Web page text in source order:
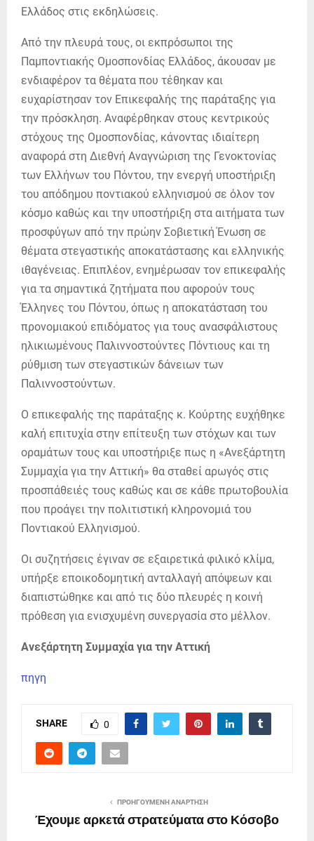
Ελλάδος στις εκδηλώσεις.
Από την πλευρά τους, οι εκπρόσωποι της
Παμποντιακής Ομοσπονδίας Ελλάδος, άκουσαν με
ενδιαφέρον τα θέματα που τέθηκαν και
ευχαρίστησαν τον Επικεφαλής της παράταξης για
την πρόσκληση. Αναφέρθηκαν στους κεντρικούς
στόχους της Ομοσπονδίας, κάνοντας ιδιαίτερη
αναφορά στη Διεθνή Αναγνώριση της Γενοκτονίας
των Ελλήνων του Πόντου, την ενεργή υποστήριξη
του απόδημου ποντιακού ελληνισμού σε όλον τον
κόσμο καθώς και την υποστήριξη στα αιτήματα των
προσφύγων από την πρώην Σοβιετική Ένωση σε
θέματα στεγαστικής αποκατάστασης και ελληνικής
ιθαγένειας. Επιπλέον, ενημέρωσαν τον επικεφαλής
για τα σημαντικά ζητήματα που αφορούν τους
Έλληνες του Πόντου, όπως η αποκατάσταση του
προνομιακού επιδόματος για τους ανασφάλιστους
ηλικιωμένους Παλιννοστούντες Πόντιους και τη
ρύθμιση των στεγαστικών δάνειων των
Παλιννοστούντων.
Ο επικεφαλής της παράταξης κ. Κούρτης ευχήθηκε
καλή επιτυχία στην επίτευξη των στόχων και των
οραμάτων τους και υποστήριξε πως η «Ανεξάρτητη
Συμμαχία για την Αττική» θα σταθεί αρωγός στις
προσπάθειές τους καθώς και σε κάθε πρωτοβουλία
που προάγει την πολιτιστική κληρονομιά του
Ποντιακού Ελληνισμού.
Οι συζητήσεις έγιναν σε εξαιρετικά φιλικό κλίμα,
υπήρξε εποικοδομητική ανταλλαγή απόψεων και
διαπιστώθηκε και από τις δύο πλευρές η κοινή
πρόθεση για ενισχυμένη συνεργασία στο μέλλον.
Ανεξάρτητη Συμμαχία για την Αττική
πηγη
SHARE 0
ΠΡΟΗΓΟΎΜΕΝΗ ΑΝΆΡΤΗΣΗ
Έχουμε αρκετά στρατεύματα στο Κόσοβο